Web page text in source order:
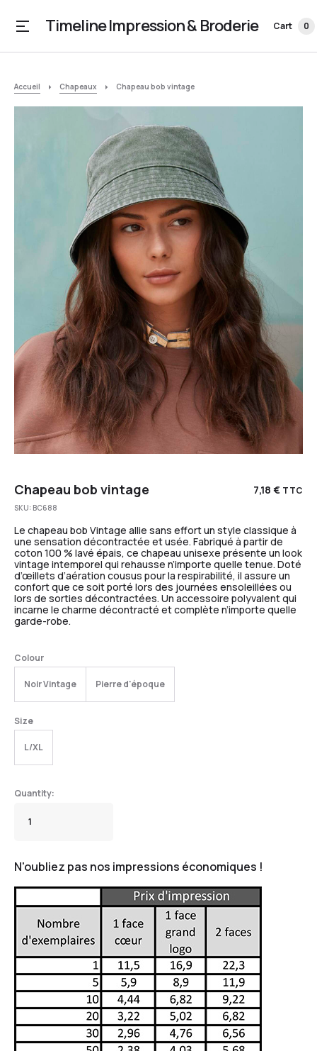
Timeline Impression & Broderie Cart 0
Accueil Chapeaux Chapeau bob vintage
Chapeau bob vintage 7,18 € TTC
SKU: BC688
Le chapeau bob Vintage allie sans effort un style classique à
une sensation décontractée et usée. Fabriqué à partir de
coton 100 % lavé épais, ce chapeau unisexe présente un look
vintage intemporel qui rehausse n’importe quelle tenue. Doté
d’œillets d’aération cousus pour la respirabilité, il assure un
confort que ce soit porté lors des journées ensoleillées ou
lors de sorties décontractées. Un accessoire polyvalent qui
incarne le charme décontracté et complète n’importe quelle
garde-robe.
Colour
Noir Vintage Pierre d'époque
Size
L/XL
N'oubliez pas nos impressions économiques !